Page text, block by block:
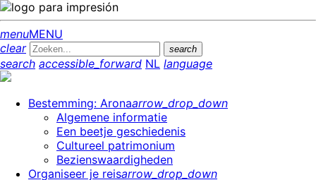
menuMENU
clear
search
search accessible_forward NL language
Bestemming: Aronaarrow_drop_down
Algemene informatie
Een beetje geschiedenis
Cultureel patrimonium
Bezienswaardigheden
Organiseer je reisarrow_drop_down